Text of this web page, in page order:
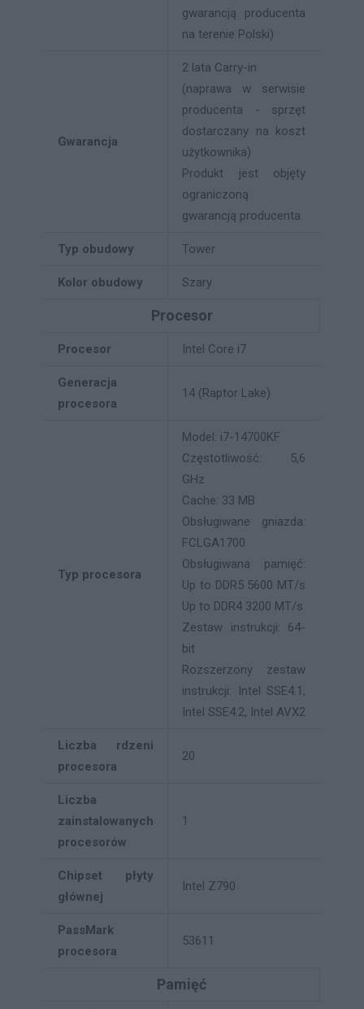
gwarancją producenta
na terenie Polski)
Gwarancja
2 lata Carry-in
(naprawa w serwisie
producenta - sprzęt
dostarczany na koszt
użytkownika)
Produkt jest objęty
ograniczoną
gwarancją producenta.
Typ obudowy Tower
Kolor obudowy Szary
Procesor
Procesor Intel Core i7
Generacja
procesora
14 (Raptor Lake)
Typ procesora
Model: i7-14700KF
Częstotliwość: 5,6
GHz
Cache: 33 MB
Obsługiwane gniazda:
FCLGA1700
Obsługiwana pamięć:
Up to DDR5 5600 MT/s
Up to DDR4 3200 MT/s
Zestaw instrukcji: 64-
bit
Rozszerzony zestaw
instrukcji: Intel SSE4.1,
Intel SSE4.2, Intel AVX2
Liczba rdzeni
procesora
20
Liczba
zainstalowanych
procesorów
1
Chipset płyty
głównej
Intel Z790
PassMark
procesora
53611
Pamięć